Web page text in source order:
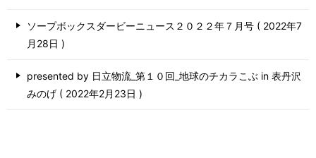
ソープボックスダービーニュース２０２２年７月号
2022年7
月28日
presented by 日立物流_第１０回_地球のチカラこぶ in 表丹沢
みのげ
2022年2月23日